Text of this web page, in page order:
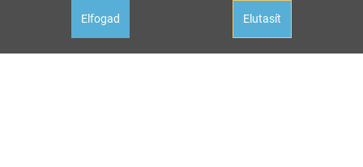
Elfogad Elutasít